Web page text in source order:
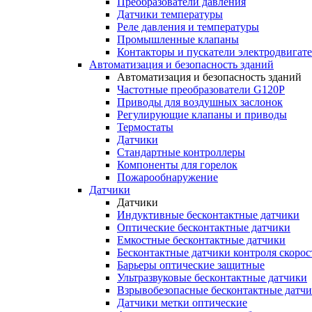
Датчики температуры
Реле давления и температуры
Промышленные клапаны
Контакторы и пускатели
Автоматизация и безопасность зданий
Автоматизация и безопасность зданий
Частотные преобразователи G120P
Приводы для воздушных заслонок
Регулирующие клапаны и приводы
Термостаты
Датчики
Стандартные контроллеры
Компоненты для горелок
Пожарообнаружение
Датчики
Датчики
Индуктивные бесконтактные датчики
Оптические бесконтактные датчики
Емкостные бесконтактные датчики
Бесконтактные датчики контроля
Барьеры оптические защитные
Ультразвуковые бесконтактные датчики
Взрывобезопасные бесконтактные
Датчики метки оптические